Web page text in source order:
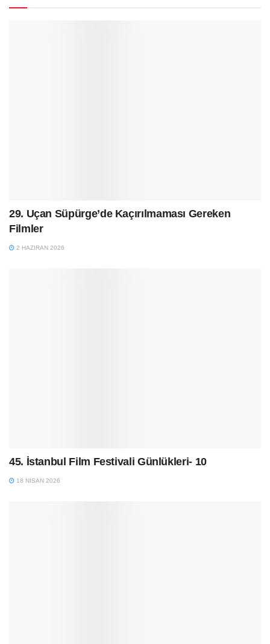
29. Uçan Süpürge’de Kaçırılmaması Gereken
Filmler
2 HAZIRAN 2026
45. İstanbul Film Festivali Günlükleri- 10
18 NISAN 2026